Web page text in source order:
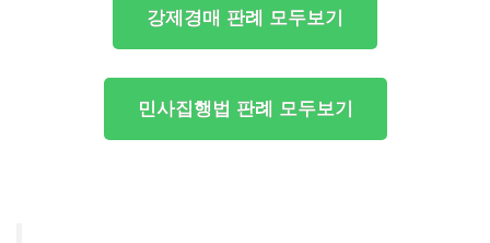
강제경매 판례 모두보기
민사집행법 판례 모두보기